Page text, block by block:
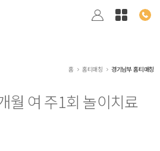
홈 홈티매칭 경기남부 홈티매칭
월 여 주1회 놀이치료